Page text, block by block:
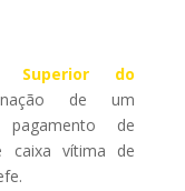
Superior do
de um
de
caixa vítima de